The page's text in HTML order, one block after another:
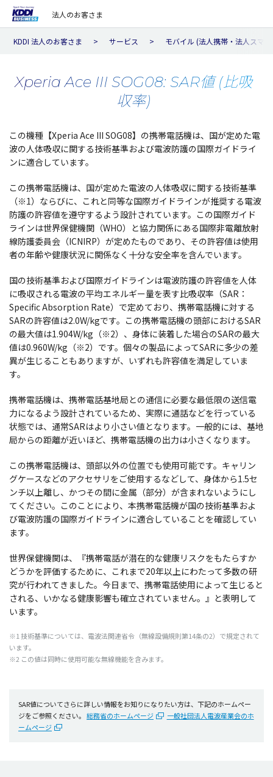
法人のお客さま
KDDI 法人のお客さま サービス モバイル (法人携帯・法人スマ
Xperia Ace III SOG08: SAR値 (比吸
収率)
この機種【Xperia Ace III SOG08】の携帯電話機は、国が定めた電
波の人体吸収に関する技術基準および電波防護の国際ガイドライ
ンに適合しています。
この携帯電話機は、国が定めた電波の人体吸収に関する技術基準
（※1）ならびに、これと同等な国際ガイドラインが推奨する電波
防護の許容値を遵守するよう設計されています。この国際ガイド
ラインは世界保健機関（WHO）と協力関係にある国際非電離放射
線防護委員会（ICNIRP）が定めたものであり、その許容値は使用
者の年齢や健康状況に関係なく十分な安全率を含んでいます。
国の技術基準および国際ガイドラインは電波防護の許容値を人体
に吸収される電波の平均エネルギー量を表す比吸収率（SAR：
Specific Absorption Rate）で定めており、携帯電話機に対する
SARの許容値は2.0W/kgです。この携帯電話機の頭部におけるSAR
の最大値は1.904W/kg（※2）、身体に装着した場合のSARの最大
値は0.960W/kg（※2）です。個々の製品によってSARに多少の差
異が生じることもありますが、いずれも許容値を満足していま
す。
携帯電話機は、携帯電話基地局との通信に必要な最低限の送信電
力になるよう設計されているため、実際に通話などを行っている
状態では、通常SARはより小さい値となります。一般的には、基地
局からの距離が近いほど、携帯電話機の出力は小さくなります。
この携帯電話機は、頭部以外の位置でも使用可能です。キャリン
グケースなどのアクセサリをご使用するなどして、身体から1.5セ
ンチ以上離し、かつその間に金属（部分）が含まれないようにし
てください。このことにより、本携帯電話機が国の技術基準およ
び電波防護の国際ガイドラインに適合していることを確認してい
ます。
世界保健機関は、『携帯電話が潜在的な健康リスクをもたらすか
どうかを評価するために、これまで20年以上にわたって多数の研
究が行われてきました。今日まで、携帯電話使用によって生じると
される、いかなる健康影響も確立されていません。』と表明して
います。
※1 技術基準については、電波法関連省令（無線設備規則第14条の2）で規定されて
います。
※2 この値は同時に使用可能な無線機能を含みます。
SAR値についてさらに詳しい情報をお知りになりたい方は、下記のホームペー
ジをご参照ください。 総務省のホームページ
一般社団法人電波産業会のホ
ームページ